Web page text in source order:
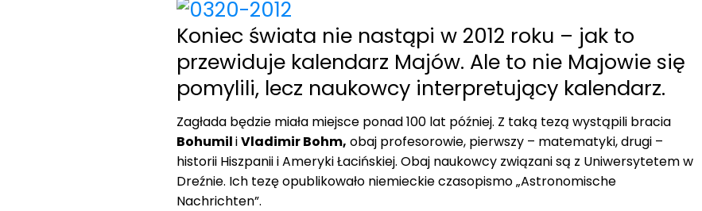
Koniec świata nie nastąpi w 2012 roku – jak to
przewiduje kalendarz Majów. Ale to nie Majowie się
pomylili, lecz naukowcy interpretujący kalendarz.
Zagłada będzie miała miejsce ponad 100 lat później. Z taką tezą wystąpili bracia
BohumiliVladimir Bohm, obaj profesorowie, pierwszy – matematyki, drugi –
historii Hiszpanii i Ameryki Łacińskiej. Obaj naukowcy związani są z Uniwersytetem w
Dreźnie. Ich tezę opublikowało niemieckie czasopismo „Astronomische
Nachrichten”.